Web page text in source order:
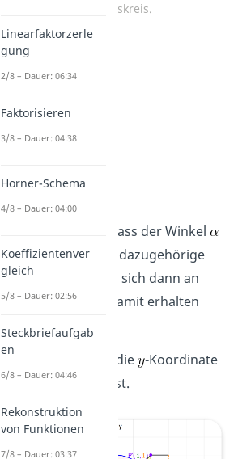
Einheitskreis.
Beispiel
Nehmen wir an, dass der Winkel
gleich 45° ist. Der dazugehörige
Punkt
befindet sich dann an
der Stelle (1, 1). Damit erhalten
wir
, da die -Koordinate
1 ist.
Linearfaktorzerle
gung
2/8 – Dauer: 06:34
Faktorisieren
3/8 – Dauer: 04:38
Horner-Schema
4/8 – Dauer: 04:00
Koeffizientenver
gleich
5/8 – Dauer: 02:56
Steckbriefaufgab
en
6/8 – Dauer: 04:46
Rekonstruktion
von Funktionen
7/8 – Dauer: 03:37